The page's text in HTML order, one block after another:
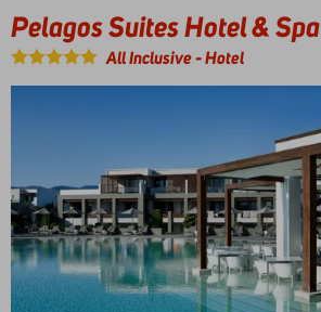
la-
carterestaurants
Uitgebreide
Ultra All
Inclusive
Pelagos Suites Hotel & Spa
All Inclusive-Hotel